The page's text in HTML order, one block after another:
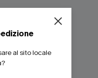
al sito locale
SCONTO SU 2 O